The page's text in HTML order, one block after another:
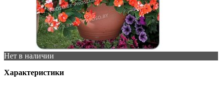
Нет в наличии
Характеристики